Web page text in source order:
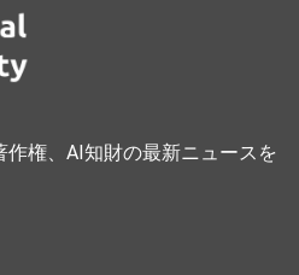
権、AI知財の最新ニュースを